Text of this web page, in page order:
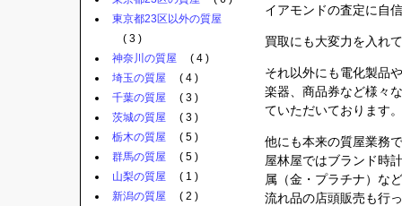
イアモンドの査定に自
買取にも大変力を入れ
それ以外にも電化製品
楽器、商品券など様々
ていただいております。
他にも本来の質屋業務
屋林屋ではブランド時
属（金・プラチナ）な
流れ品の店頭販売も行
東京都23区以外の質屋
( 3 )
神奈川の質屋 ( 4 )
埼玉の質屋 ( 4 )
千葉の質屋 ( 3 )
茨城の質屋 ( 3 )
栃木の質屋 ( 5 )
群馬の質屋 ( 5 )
山梨の質屋 ( 1 )
新潟の質屋 ( 2 )